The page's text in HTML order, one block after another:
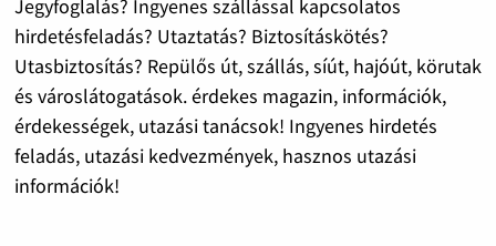
Jegyfoglalás? Ingyenes szállással kapcsolatos
hirdetésfeladás? Utaztatás? Biztosításkötés?
Utasbiztosítás? Repülős út, szállás, síút, hajóút, körutak
és városlátogatások. érdekes magazin, információk,
érdekességek, utazási tanácsok! Ingyenes hirdetés
feladás, utazási kedvezmények, hasznos utazási
információk!